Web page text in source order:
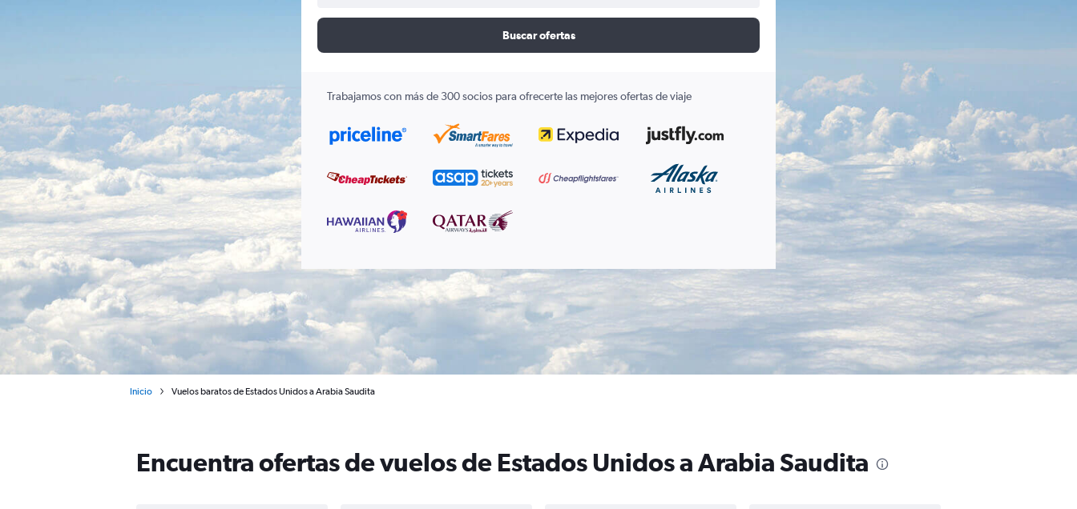
Buscar ofertas
Trabajamos con más de 300 socios para ofrecerte las mejores ofertas de viaje
Inicio Vuelos baratos de Estados Unidos a Arabia Saudita
Encuentra ofertas de vuelos de Estados Unidos a Arabia Saudita